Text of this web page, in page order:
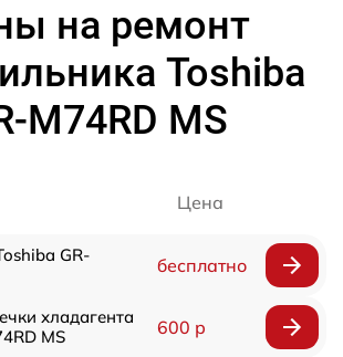
на ремонт
Toshiba
M74RD MS
Цена
GR-
бесплатно
хладагента
MS
600 р